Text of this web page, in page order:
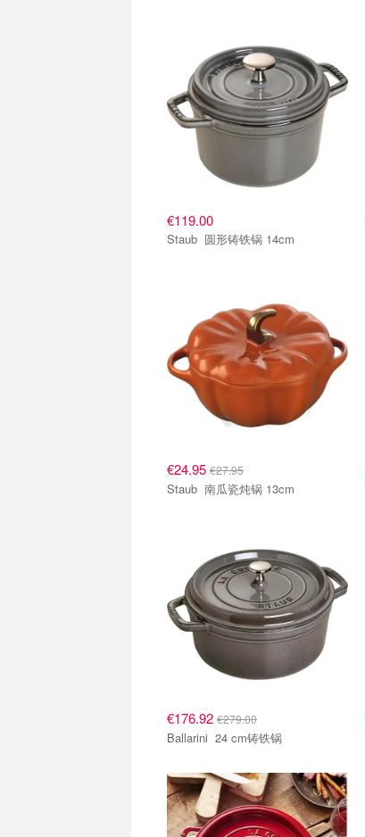
€119.00
Staub 圆形铸铁锅 14cm
€24.95 €27.95
Staub 南瓜瓷炖锅 13cm
€176.92 €279.00
Ballarini 24 cm铸铁锅